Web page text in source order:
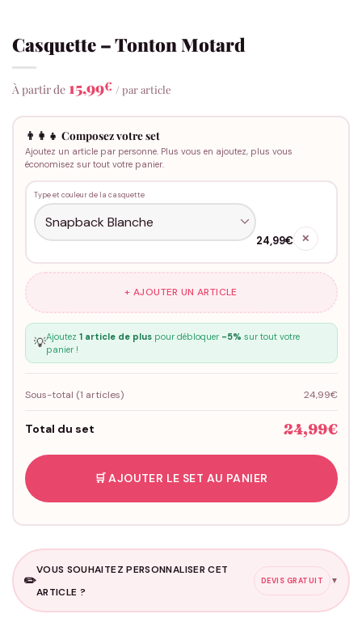
Casquette – Tonton Motard
À partir de 15,99€ / par article
👨‍👩‍👧 Composez votre set
Ajoutez un article par personne. Plus vous en ajoutez, plus vous
économisez sur tout votre panier.
Type et couleur de la casquette
24,99€ ✕
+ AJOUTER UN ARTICLE
💡Ajoutez 1 article de pluspour débloquer -5% sur tout votre
panier !
Sous-total (1 articles) 24,99€
Total du set 24,99€
🛒 AJOUTER LE SET AU PANIER
✏️
VOUS SOUHAITEZ PERSONNALISER CET
ARTICLE ?
DEVIS GRATUIT ▼